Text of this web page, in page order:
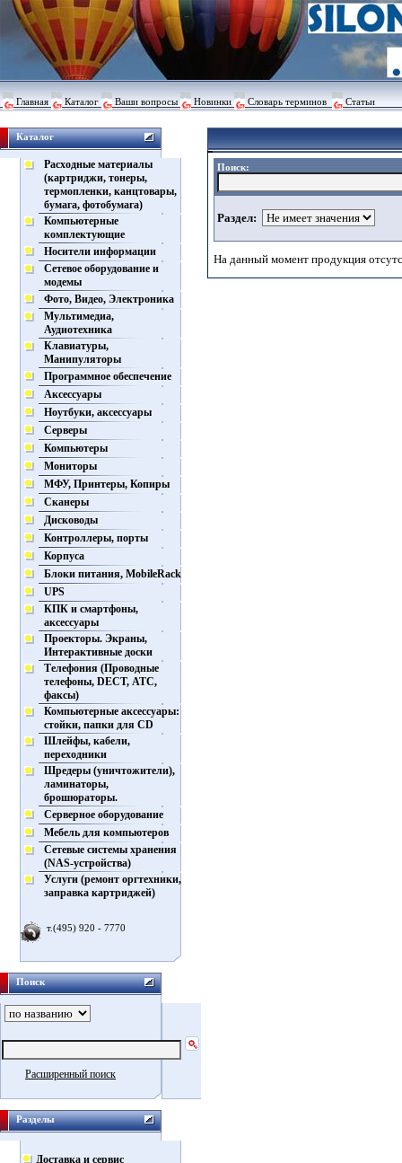
Главная Каталог Ваши вопросы Новинки Словарь терминов Статьи
Каталог
Расходные материалы
(картриджи, тонеры,
термопленки, канцтовары,
бумага, фотобумага)
Компьютерные
комплектующие
Носители информации
Сетевое оборудование и
модемы
Фото, Видео, Электроника
Мультимедиа,
Аудиотехника
Клавиатуры,
Манипуляторы
Программное обеспечение
Аксессуары
Ноутбуки, аксессуары
Серверы
Компьютеры
Мониторы
МФУ, Принтеры, Копиры
Сканеры
Дисководы
Контроллеры, порты
Корпуса
Блоки питания, MobileRack
UPS
КПК и смартфоны,
аксессуары
Проекторы. Экраны,
Интерактивные доски
Телефония (Проводные
телефоны, DECT, АТС,
факсы)
Компьютерные аксессуары:
стойки, папки для CD
Шлейфы, кабели,
переходники
Шредеры (уничтожители),
ламинаторы,
брошюраторы.
Серверное оборудование
Мебель для компьютеров
Сетевые системы хранения
(NAS-устройства)
Услуги (ремонт оргтехники,
заправка картриджей)
т.(495) 920 - 7770
Поиск
Расширенный поиск
Разделы
Доставка и сервис
Поиск:
Раздел:
На данный момент продукция